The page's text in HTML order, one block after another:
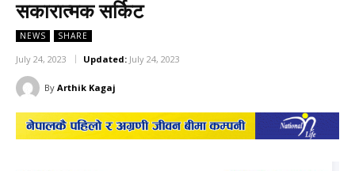
सकारात्मक सर्किट
NEWS SHARE
July 24, 2023 Updated: July 24, 2023
By Arthik Kagaj